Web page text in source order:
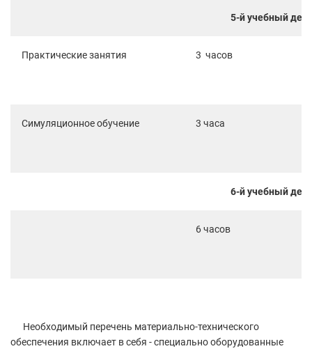
5-й учебный
Практические занятия 3 часов
Симуляционное обучение 3 часа
6-й учебный
6 часов
Необходимый перечень материально-технического
обеспечения включает в себя - специально оборудованные